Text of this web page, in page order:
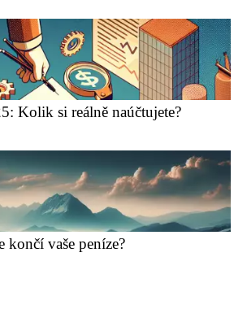
Kolik si reálně naúčtujete?
končí vaše peníze?